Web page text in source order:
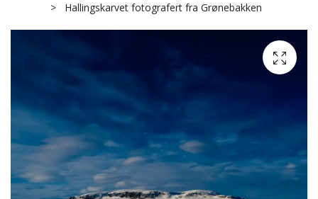
Hallingskarvet fotografert fra Grønebakken